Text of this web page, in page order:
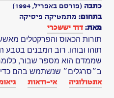
כתבה (פורסם באפריל, 1994)
בתחום: מתמטיקה פיסיקה
מאת: דוד יששכרי
תורות הכאוס והפרקטלים
תוהו ובוהו. רוב המבנים
שממדם הוא מספר שבור,
ב״סרגלים״ שנשתמש בהם כדי
אונטולוגיה אי-ודאות